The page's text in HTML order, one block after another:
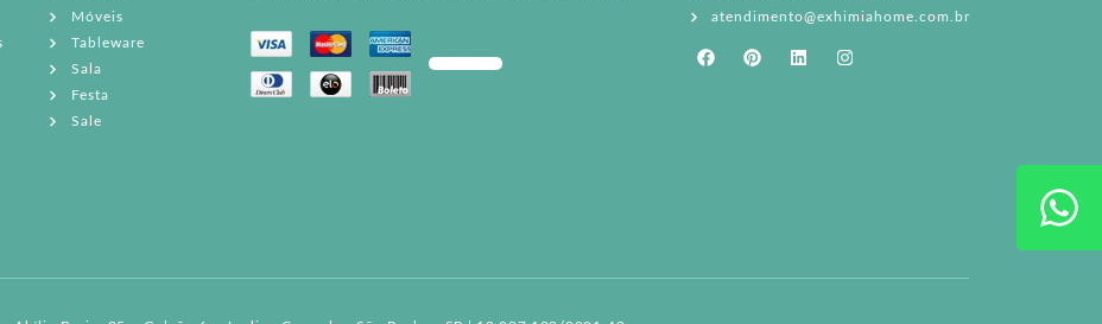
Móveis
Tableware
Sala
Festa
Sale
atendimento@exhimiahome.com.br